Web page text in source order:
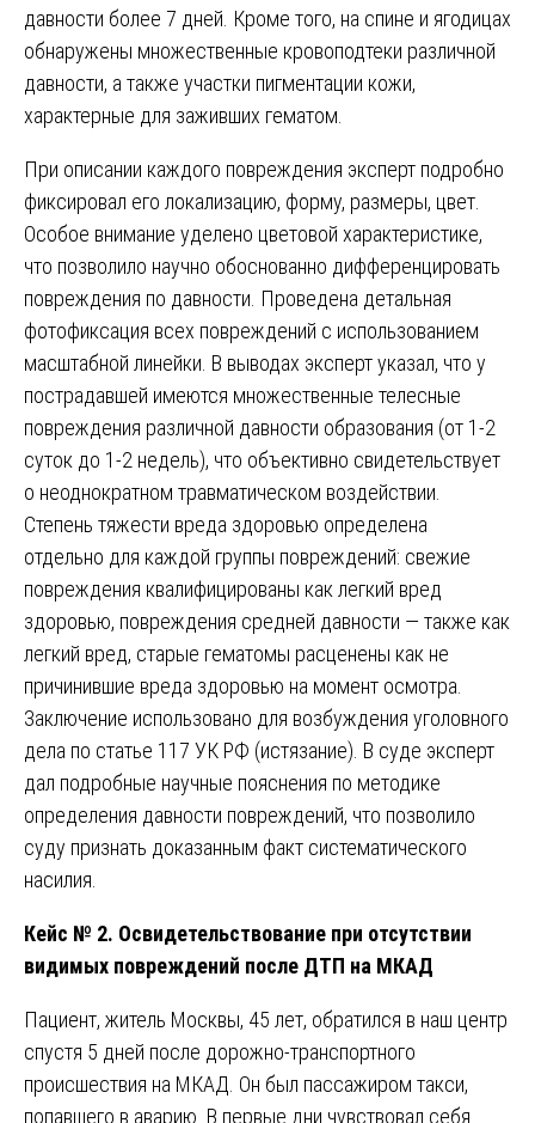
давности более 7 дней. Кроме того, на спине и ягодицах
обнаружены множественные кровоподтеки различной
давности, а также участки пигментации кожи,
характерные для заживших гематом.
При описании каждого повреждения эксперт подробно
фиксировал его локализацию, форму, размеры, цвет.
Особое внимание уделено цветовой характеристике,
что позволило научно обоснованно дифференцировать
повреждения по давности. Проведена детальная
фотофиксация всех повреждений с использованием
масштабной линейки. В выводах эксперт указал, что у
пострадавшей имеются множественные телесные
повреждения различной давности образования (от 1-2
суток до 1-2 недель), что объективно свидетельствует
о неоднократном травматическом воздействии.
Степень тяжести вреда здоровью определена
отдельно для каждой группы повреждений: свежие
повреждения квалифицированы как легкий вред
здоровью, повреждения средней давности — также как
легкий вред, старые гематомы расценены как не
причинившие вреда здоровью на момент осмотра.
Заключение использовано для возбуждения уголовного
дела по статье 117 УК РФ (истязание). В суде эксперт
дал подробные научные пояснения по методике
определения давности повреждений, что позволило
суду признать доказанным факт систематического
насилия.
Кейс № 2. Освидетельствование при отсутствии
видимых повреждений после ДТП на МКАД
Пациент, житель Москвы, 45 лет, обратился в наш центр
спустя 5 дней после дорожно-транспортного
происшествия на МКАД. Он был пассажиром такси,
попавшего в аварию. В первые дни чувствовал себя